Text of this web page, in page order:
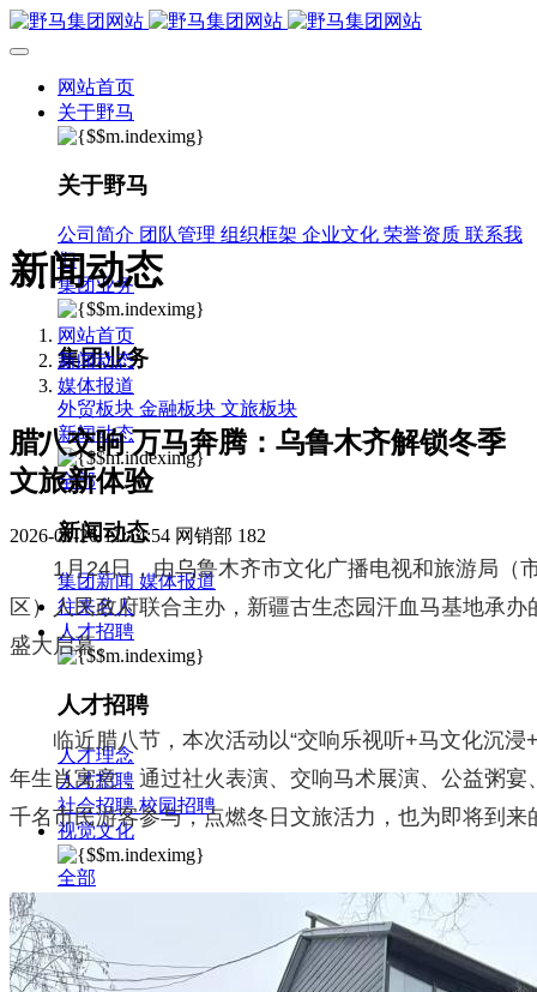
网站首页
关于野马
关于野马
公司简介 团队管理 组织框架 企业文化 荣誉资质 联系我
们
集团业务
集团业务
外贸板块 金融板块 文旅板块
新闻动态
全部
新闻动态
集团新闻 媒体报道
往来名人
人才招聘
人才招聘
人才理念
人才招聘
社会招聘 校园招聘
视觉文化
全部
视觉文化
汗血马助力新疆文旅
新闻动态
网站首页
新闻动态
媒体报道
腊八交响 万马奔腾：乌鲁木齐解锁冬季
文旅新体验
2026-01-26 11:14:54 网销部 182
1月24日，由乌鲁木齐市文化广播电视和旅游局（
区）人民政府联合主办，新疆古生态园汗血马基地承
盛大启幕。
临近腊八节，本次活动以“交响乐视听+马文化沉
年生肖寓意，通过社火表演、交响马术展演、公益粥
千名市民游客参与，点燃冬日文旅活力，也为即将到